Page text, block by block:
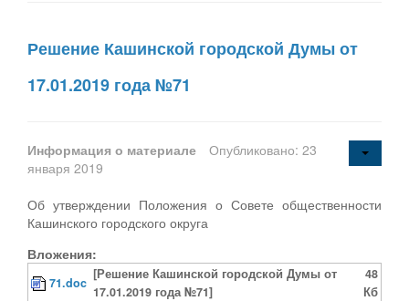
Решение Кашинской городской Думы от
17.01.2019 года №71
Информация о материале
Опубликовано: 23
января 2019
Об утверждении Положения о Совете общественности
Кашинского городского округа
Вложения:
71.doc
[Решение Кашинской городской Думы от
17.01.2019 года №71]
48
Кб